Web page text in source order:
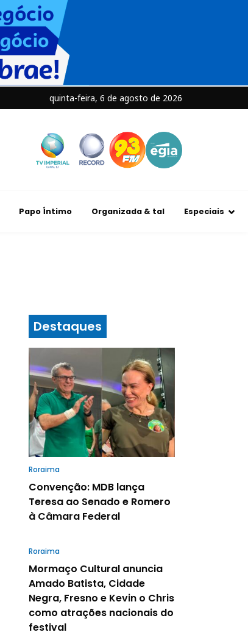
quinta-feira, 6 de agosto de 2026
Papo Íntimo Organizada & tal Especiais
Destaques
Roraima
Convenção: MDB lança
Teresa ao Senado e Romero
à Câmara Federal
Roraima
Mormaço Cultural anuncia
Amado Batista, Cidade
Negra, Fresno e Kevin o Chris
como atrações nacionais do
festival